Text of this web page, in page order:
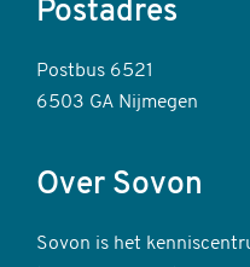
Postadres
Postbus 6521
6503 GA Nijmegen
Over Sovon
Sovon is het